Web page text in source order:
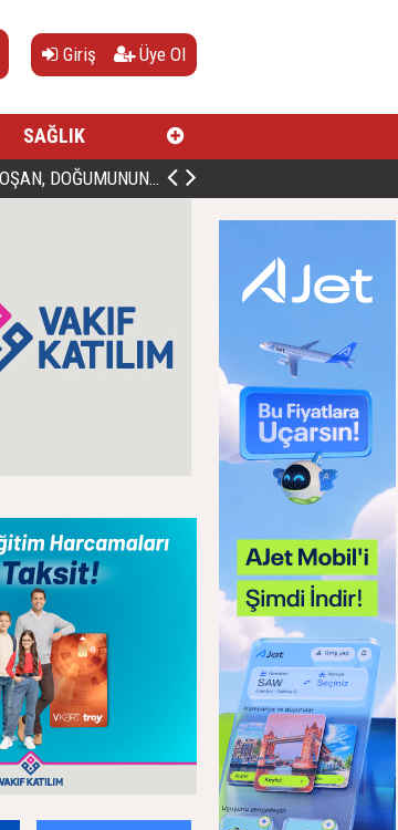
Giriş Üye Ol
SAĞLIK
YILINDA ELAZIĞ'DA YÂD EDİLECEK